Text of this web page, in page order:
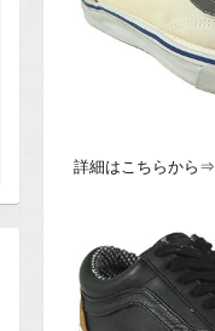
詳細はこちらから⇒